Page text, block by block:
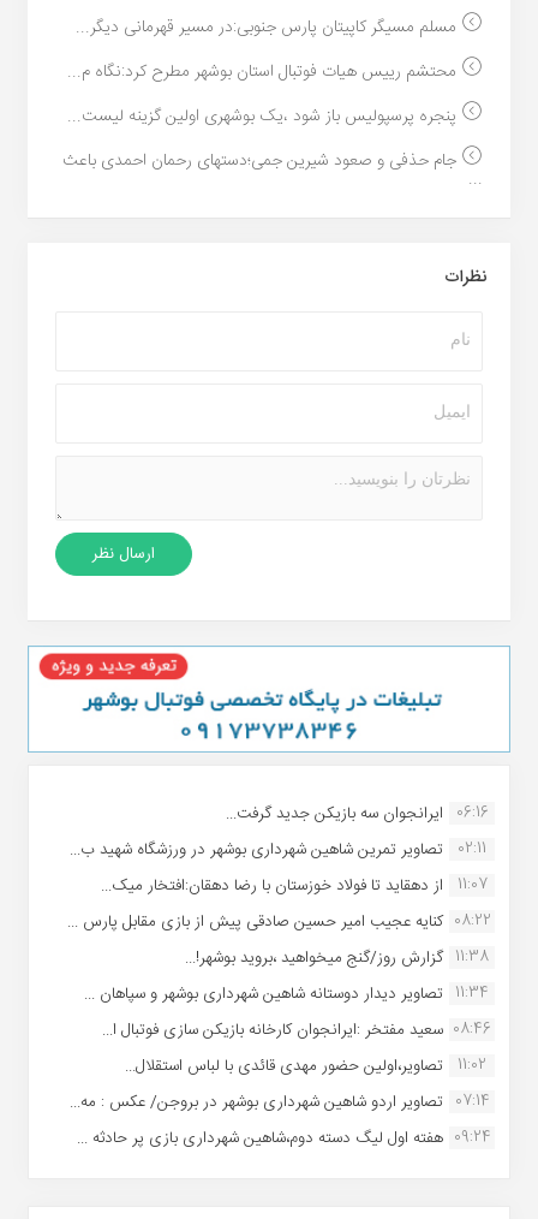
مسلم مسیگر کاپیتان پارس جنوبی:در مسیر قهرمانی دیگر...
محتشم رییس هیات فوتبال استان بوشهر مطرح کرد:نگاه م...
پنجره پرسپولیس باز شود ،یک بوشهری اولین گزینه لیست...
جام حذفی و صعود شیرین جمی؛دستهای رحمان احمدی باعث
...
نظرات
06:16 ایرانجوان سه بازیکن جدید گرفت...
02:11
تصاویر تمرین شاهین شهردارى بوشهر در ورزشگاه شهید ب...
11:07
از دهقاید تا فولاد خوزستان با رضا دهقان:افتخار میک...
08:22 کنایه عجیب امیر حسین صادقی پیش از بازی مقابل پارس ...
11:38 گزارش روز/گنج میخواهید ،بروید بوشهر!...
11:34 تصاویر دیدار دوستانه شاهین شهردارى بوشهر و سپاهان ...
08:46 سعید مفتخر :ایرانجوان کارخانه بازیکن سازی فوتبال ا...
11:02
تصاویر،اولین حضور مهدی قائدی با لباس استقلال...
07:14 تصاویر اردو شاهین شهرداری بوشهر در بروجن/ عکس : مه...
09:24 هفته اول لیگ دسته دوم،شاهین شهرداری بازی پر حادثه ...